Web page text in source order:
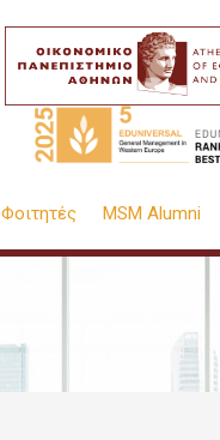
Φοιτητές MSM Alumni